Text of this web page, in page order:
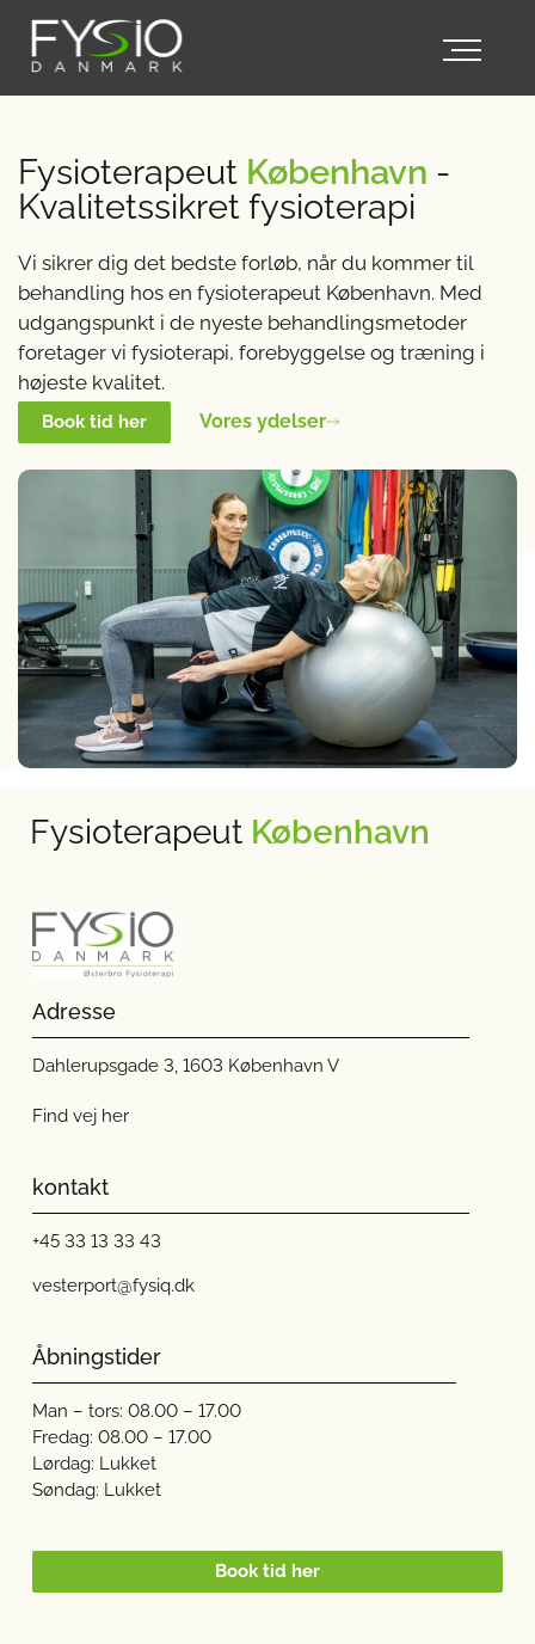
Fysioterapeut København -
Kvalitetssikret fysioterapi
Vi sikrer dig det bedste forløb, når du kommer til
behandling hos en fysioterapeut København. Med
udgangspunkt i de nyeste behandlingsmetoder
foretager vi fysioterapi, forebyggelse og træning i
højeste kvalitet.
Book tid her Vores ydelser
Fysioterapeut København
Adresse
Dahlerupsgade 3, 1603 København V
Find vej her
kontakt
+45 33 13 33 43
vesterport@fysiq.dk
Åbningstider
Man – tors: 08.00 – 17.00
Fredag: 08.00 – 17.00
Lørdag: Lukket
Søndag: Lukket
Book tid her